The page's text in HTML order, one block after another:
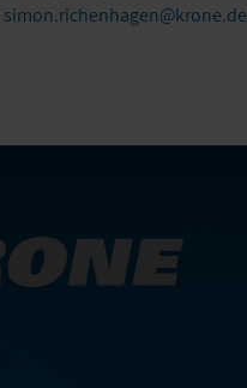
simon.richenhagen@krone.de